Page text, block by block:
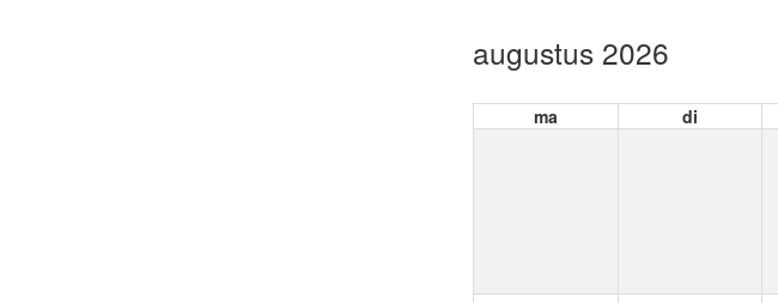
augustus 2026
ma di